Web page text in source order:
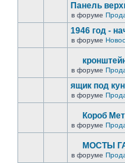
Панель
в форуме
1946 год -
в форуме
в форуме
ящик под
в форуме
Короб
в форуме
МОСТЫ
в форуме